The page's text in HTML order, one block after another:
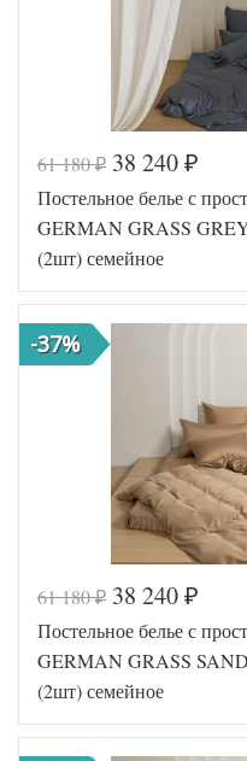
Код товара
561-913
Артикул
GG-17162
70
Ткань
Сатин
Размер
пододеяльника
150х200
(2шт)
Размер
160х200
61 180₽ 38 240 ₽
Постельное белье с
GERMAN GRASS
(2шт) семейное
-37%
61 180₽ 38 240 ₽
Постельное белье с
GERMAN GRASS
(2шт) семейное